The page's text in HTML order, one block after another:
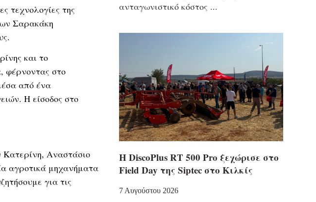
τεχνολογίες της
Σαρακάκη
και το
φέρνοντας στο
από ένα
Η είσοδος στο
Κατερίνη, Αναστάσιο
αγροτικά μηχανήματα
για τις
ανταγωνιστικό κόστος
Η DiscoPlus RT 500 Pro ξεχώρισε στο
Field Day της Siptec στο Κιλκίς
7 Αυγούστου 2026